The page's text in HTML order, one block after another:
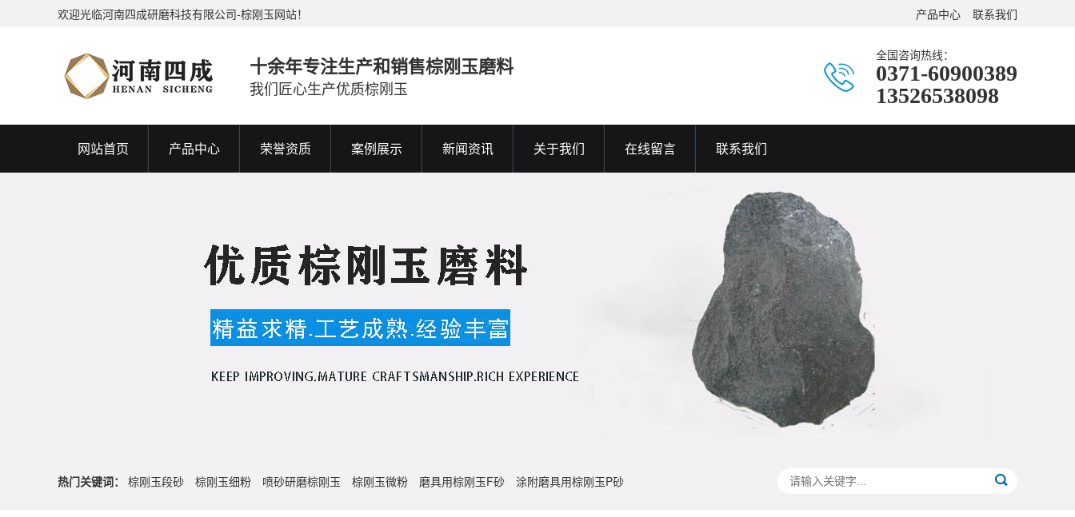
产品中心 联系我们
欢迎光临河南四成研磨科技有限公司-棕刚玉网站！
十余年专注生产和销售棕刚玉磨料
我们匠心生产优质棕刚玉
全国咨询热线：
0371-60900389
13526538098
网站首页 产品中心 荣誉资质 案例展示 新闻资讯 关于我们 在线留言 联系我们
热门关键词： 棕刚玉段砂 棕刚玉细粉 喷砂研磨棕刚玉 棕刚玉微粉 磨具用棕刚玉F砂 涂附磨具用棕刚玉P砂